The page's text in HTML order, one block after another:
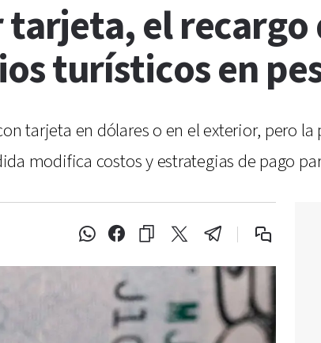
el recargo
turísticos en
tarjeta en dólares o en el exterior, pero
modifica costos y estrategias de pago